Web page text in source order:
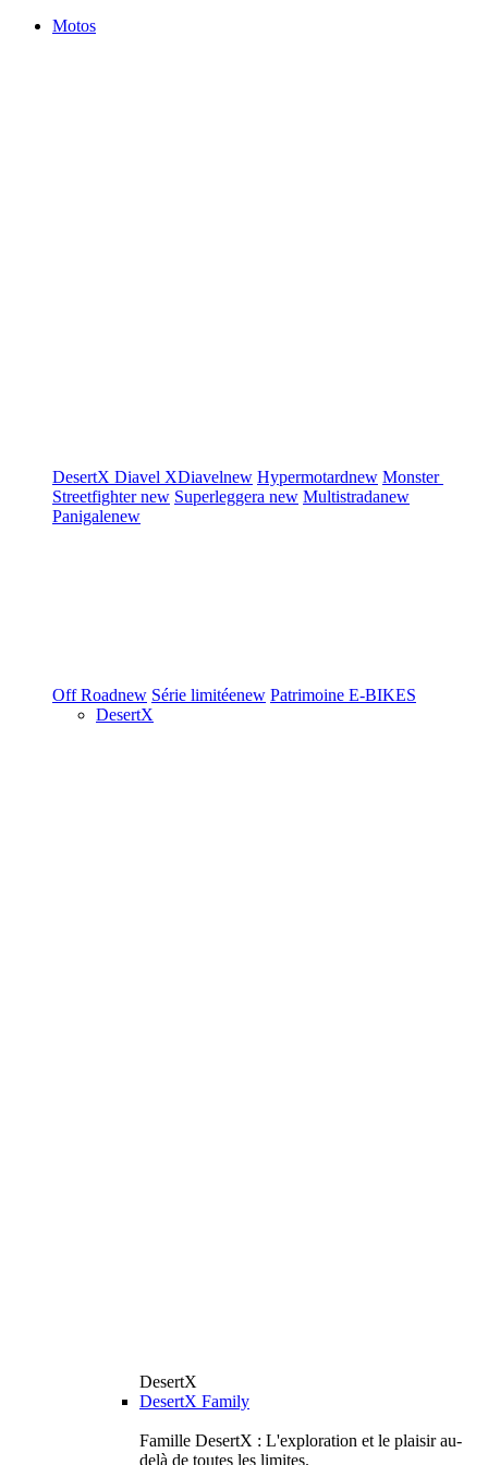
Motos
DesertX Diavel XDiavelnew Hypermotardnew Monster
Streetfighternew Superleggera new Multistradanew
Panigalenew
Off Roadnew Série limitéenew Patrimoine E-BIKES
DesertX
DesertX
DesertX Family
Famille DesertX : L'exploration et le plaisir au-
delà de toutes les limites.